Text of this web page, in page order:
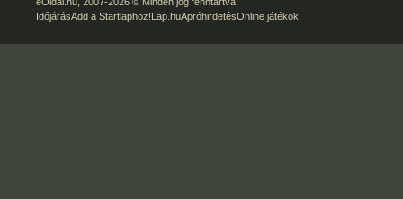
IdőjárásAdd a Startlaphoz!Lap.huApróhirdetésOnline játékok